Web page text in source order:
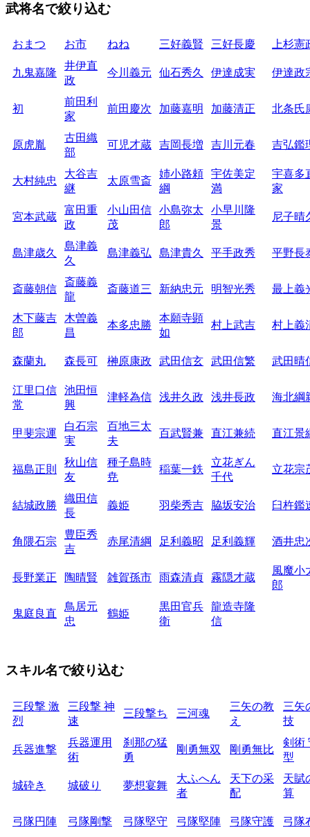
武将名で絞り込む
おまつ お市 ねね 三好義賢 三好長慶 上杉憲
九鬼嘉隆
井伊直
政
今川義元 仙石秀久 伊達成実 伊達政
初
前田利
家
前田慶次 加藤嘉明 加藤清正 北条氏
原虎胤
古田織
部
可児才蔵 吉岡長増 吉川元春 吉弘鑑
大村純忠
大谷吉
継
太原雪斎
姉小路頼
綱
宇佐美定
満
宇喜多
家
宮本武蔵
富田重
政
小山田信
茂
小島弥太
郎
小早川隆
景
尼子晴
島津歳久
島津義
久
島津義弘 島津貴久 平手政秀 平野長
斎藤朝信
斎藤義
龍
斎藤道三 新納忠元 明智光秀 最上義
木下藤吉
郎
木曽義
昌
本多忠勝
本願寺顕
如
村上武吉 村上義
森蘭丸 森長可 榊原康政 武田信玄 武田信繁 武田晴
江里口信
常
池田恒
興
津軽為信 浅井久政 浅井長政 海北綱
甲斐宗運
白石宗
実
百地三太
夫
百武賢兼 直江兼続 直江景
福島正則
秋山信
友
種子島時
尭
稲葉一鉄
立花ぎん
千代
立花宗
結城政勝
織田信
長
義姫 羽柴秀吉 脇坂安治 臼杵鑑
角隈石宗
豊臣秀
吉
赤尾清綱 足利義昭 足利義輝 酒井忠
長野業正 陶晴賢 雑賀孫市 雨森清貞 霧隠才蔵
風魔小
郎
鬼庭良直
鳥居元
忠
鶴姫
黒田官兵
衛
龍造寺隆
信
スキル名で絞り込む
三段撃 激
烈
三段撃 神
速
三段撃ち 三河魂
三矢の教
え
三矢
技
兵器進撃
兵器運用
術
刹那の猛
勇
剛勇無双 剛勇無比
剣術
型
城砕き 城破り 夢想宴舞
大ふへん
者
天下の采
配
天賦
算
弓隊円陣 弓隊剛撃 弓隊堅守 弓隊堅陣 弓隊守護 弓隊